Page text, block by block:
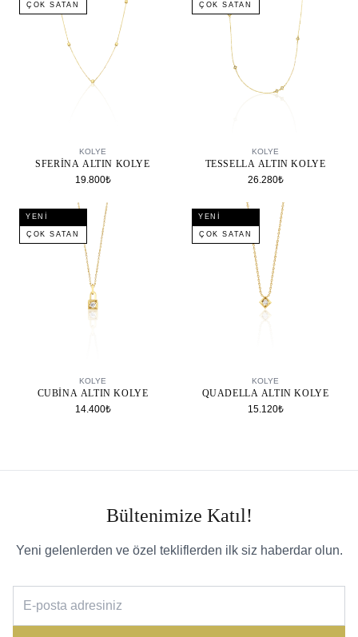
ÇOK SATAN
KOLYE
SFERINA ALTIN KOLYE
19.800₺
ÇOK SATAN
KOLYE
TESSELLA ALTIN KOLYE
26.280₺
YENI
ÇOK SATAN
KOLYE
CUBINA ALTIN KOLYE
14.400₺
YENI
ÇOK SATAN
KOLYE
QUADELLA ALTIN KOLYE
15.120₺
Bültenimize Katıl!
Yeni gelenlerden ve özel tekliflerden ilk siz haberdar olun.